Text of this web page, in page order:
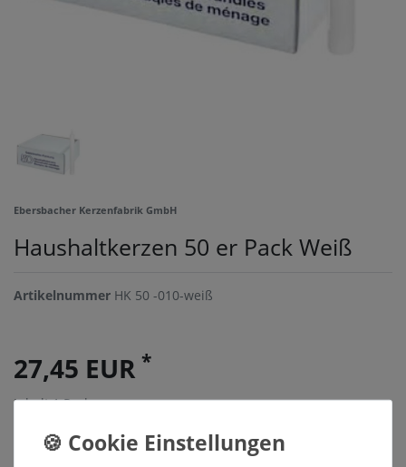
Ebersbacher Kerzenfabrik GmbH
Haushaltkerzen 50 er Pack Weiß
Artikelnummer HK 50 -010-weiß
27,45 EUR *
Inhalt1Packung
Sofort versandfertig, Lieferzeit 48h